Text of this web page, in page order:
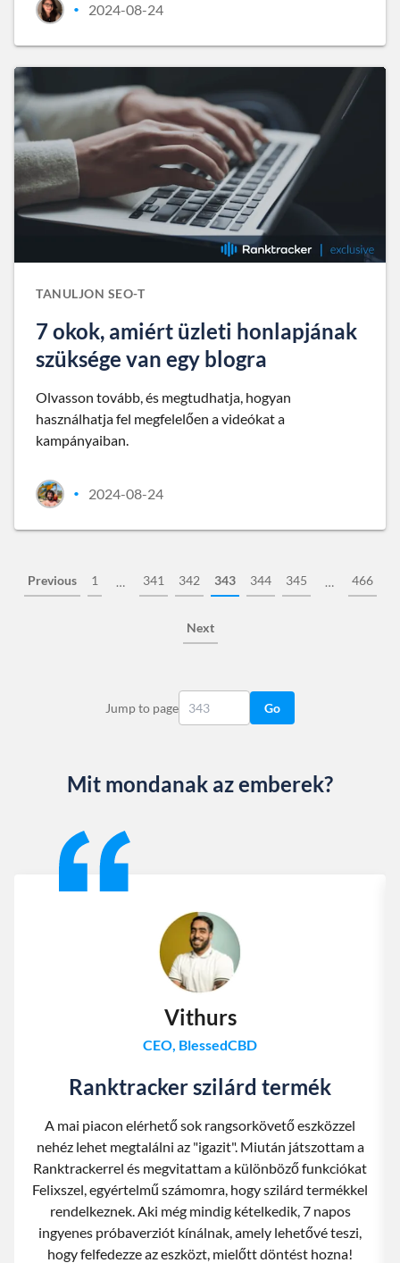
• 2024-08-24
TANULJON SEO-T
7 okok, amiért üzleti honlapjának
szüksége van egy blogra
Olvasson tovább, és megtudhatja, hogyan
használhatja fel megfelelően a videókat a
kampányaiban.
• 2024-08-24
Previous 1 … 341 342 343 344 345 … 466
Next
Jump to page Go
Mit mondanak az emberek?
Vithurs
CEO, BlessedCBD
Ranktracker szilárd termék
A mai piacon elérhető sok rangsorkövető eszközzel
nehéz lehet megtalálni az "igazit". Miután játszottam a
Ranktrackerrel és megvitattam a különböző funkciókat
Felixszel, egyértelmű számomra, hogy szilárd termékkel
rendelkeznek. Aki még mindig kételkedik, 7 napos
ingyenes próbaverziót kínálnak, amely lehetővé teszi,
hogy felfedezze az eszközt, mielőtt döntést hozna!